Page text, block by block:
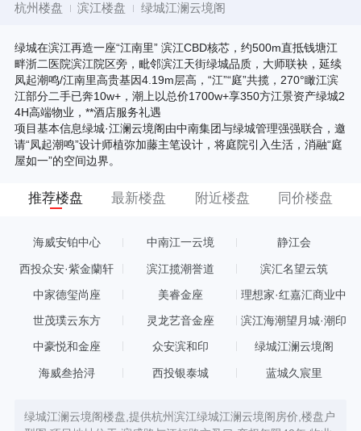
杭州楼盘 滨江楼盘 绿城江澜云境阁
绿城在滨江再造一座“江南里” 滨江CBD核芯，约500m直抵钱塘江
畔浙二医院滨江院区旁，毗邻滨江天街绿城品质，大师联袂，延续
凤起潮鸣/江南里高贵基因4.19m层高，“江”“庭”共揽，270°瞰江滨
江部分二手已奔10w+，潮上以总价1700w+享350方江景资产绿城2
4H高端物业，**酒店服务礼遇
项目基本信息绿城·江澜云境阁由中南集团与绿城管理强强联合，邀
请“凤起潮鸣”设计师植弥加藤主笔设计，将庭院引入生活，消融“庭
屋如一”的空间边界。
推荐楼盘 最新楼盘 附近楼盘 同价楼盘
海威安铂中心 中南江一云境 静江会
西投众安·紫金蘭轩 滨江揽潮誉道 滨汇名望云筑
中家德玺尚座 美睿金座
理想家·红嘉汇商业中
世茂璞云东方 灵龙艺音金座 滨江海潮望月城·潮印
中豪悦和金座 众安滨和印 绿城江澜云境阁
海威叁拾浔 西投银泰城 蓝城久宸里
绿城江澜云境阁楼盘,提供杭州滨江绿城江澜云境阁房价,楼盘户